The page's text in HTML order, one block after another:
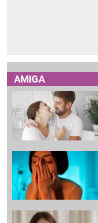
AMIGA